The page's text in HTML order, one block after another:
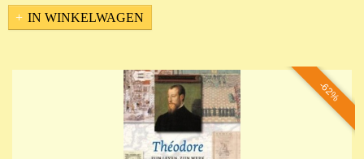
IN WINKELWAGEN
-62%